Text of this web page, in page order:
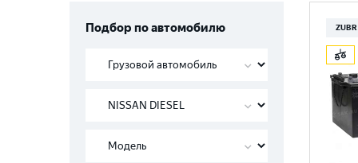
Подбор по автомобилю ZUBR